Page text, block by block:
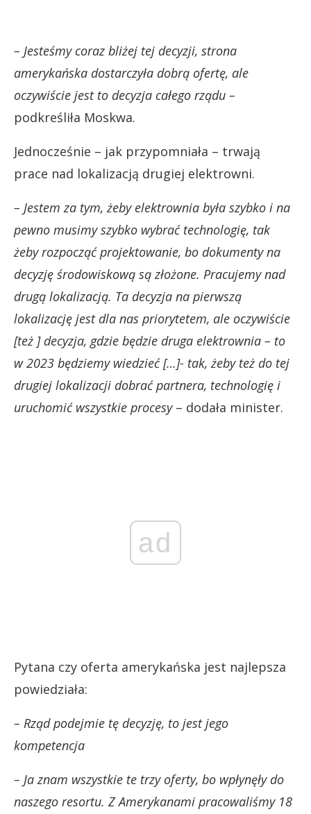
– Jesteśmy coraz bliżej tej decyzji, strona
amerykańska dostarczyła dobrą ofertę, ale
oczywiście jest to decyzja całego rządu –
podkreśliła Moskwa.
Jednocześnie – jak przypomniała – trwają
prace nad lokalizacją drugiej elektrowni.
– Jestem za tym, żeby elektrownia była szybko i na
pewno musimy szybko wybrać technologię, tak
żeby rozpocząć projektowanie, bo dokumenty na
decyzję środowiskową są złożone. Pracujemy nad
drugą lokalizacją. Ta decyzja na pierwszą
lokalizację jest dla nas priorytetem, ale oczywiście
[też ] decyzja, gdzie będzie druga elektrownia – to
w 2023 będziemy wiedzieć […]- tak, żeby też do tej
drugiej lokalizacji dobrać partnera, technologię i
uruchomić wszystkie procesy– dodała minister.
ad
Pytana czy oferta amerykańska jest najlepsza
powiedziała:
– Rząd podejmie tę decyzję, to jest jego
kompetencja
– Ja znam wszystkie te trzy oferty, bo wpłynęły do
naszego resortu. Z Amerykanami pracowaliśmy 18